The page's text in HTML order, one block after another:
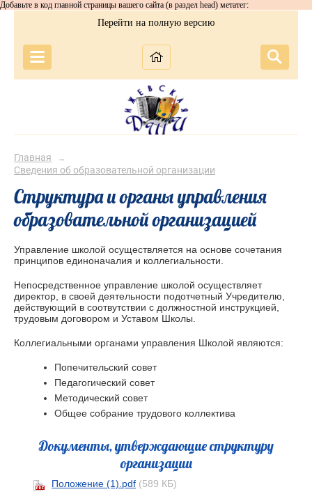
Добавьте в код главной страницы вашего сайта (в раздел head) метатег:
Перейти на полную версию
Главная →
Сведения об образовательной организации
Структура и органы управления
образовательной организацией
Управление школой осуществляется на основе сочетания
принципов единоначалия и коллегиальности.
Непосредственное управление школой осуществляет
директор, в своей деятельности подотчетный Учредителю,
действующий в соотвутствии с должностной инструкцией,
трудовым договором и Уставом Школы.
Коллегиальными органами управления Школой являются:
Попечительский совет
Педагогический совет
Методический совет
Общее собрание трудового коллектива
Документы, утверждающие структуру
организации
Положение (1).pdf (589 КБ)